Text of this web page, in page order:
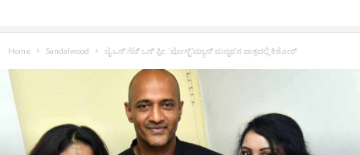
Home Sandalwood ಬೈ ಒನ್ ಗೆಟ್ ಒನ್ ಫ್ರೀ; ‘ಪೋಸ್ಟ್’ಮ್ಯಾನ್ ಮನ್ಮಥ’ನ ಪಾತ್ರದಲ್ಲಿ ಕಿಶೋರ್